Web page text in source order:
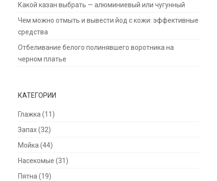
Какой казан выбрать — алюминиевый или чугунный
Чем можно отмыть и вывести йод с кожи: эффективные
средства
Отбеливание белого полинявшего воротника на
черном платье
КАТЕГОРИИ
Глажка (11)
Запах(32)
Мойка (44)
Насекомые (31)
Пятна (19)